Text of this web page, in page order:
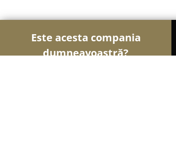
Este acesta compania
dumneavoastră?